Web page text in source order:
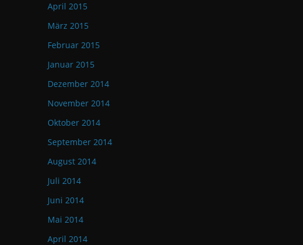
April 2015
März 2015
Februar 2015
Januar 2015
Dezember 2014
November 2014
Oktober 2014
September 2014
August 2014
Juli 2014
Juni 2014
Mai 2014
April 2014